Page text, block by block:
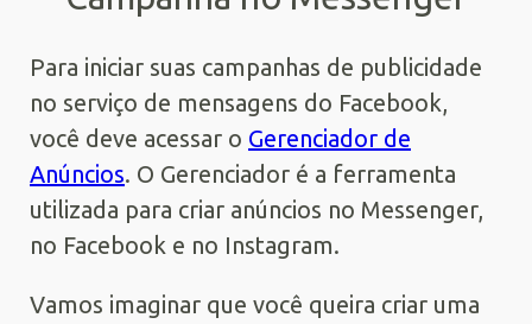
Para iniciar suas campanhas de publicidade
no serviço de mensagens do Facebook,
você deve acessar o Gerenciador de
Anúncios. O Gerenciador é a ferramenta
utilizada para criar anúncios no Messenger,
no Facebook e no Instagram.
Vamos imaginar que você queira criar uma